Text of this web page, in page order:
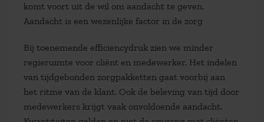
komt voort uit de wil om aandacht te geven.
Aandacht is een wezenlijke factor in de zorg
Bij toenemende efficiencydruk zien we minder
regieruimte voor cliënt en medewerker. Het indelen
van tijdgebonden zorgpakketten gaat voorbij aan
het ritme van de klant. Ook de beleving van tijd door
medewerkers krijgt vaak onvoldoende aandacht.